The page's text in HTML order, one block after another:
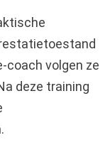
coach volgen ze
deze training